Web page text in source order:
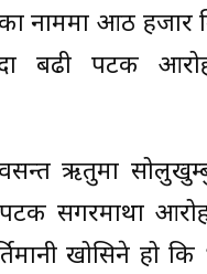
नाममा आठ हजार
बढी पटक
ऋतुमा
पटक सगरमाथा
खोसिने हो कि